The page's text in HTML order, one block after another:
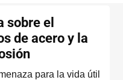
sobre el
de acero y la
para la vida útil